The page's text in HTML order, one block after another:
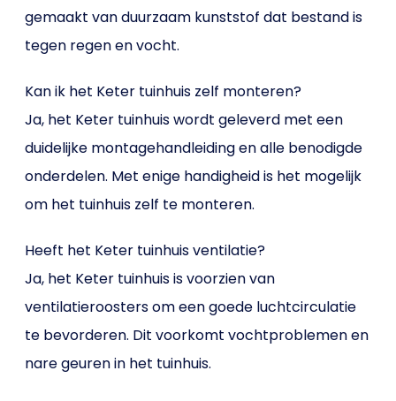
gemaakt van duurzaam kunststof dat bestand is
tegen regen en vocht.
Kan ik het Keter tuinhuis zelf monteren?
Ja, het Keter tuinhuis wordt geleverd met een
duidelijke montagehandleiding en alle benodigde
onderdelen. Met enige handigheid is het mogelijk
om het tuinhuis zelf te monteren.
Heeft het Keter tuinhuis ventilatie?
Ja, het Keter tuinhuis is voorzien van
ventilatieroosters om een goede luchtcirculatie
te bevorderen. Dit voorkomt vochtproblemen en
nare geuren in het tuinhuis.